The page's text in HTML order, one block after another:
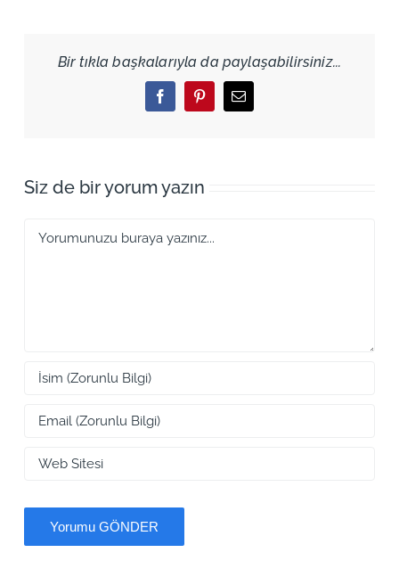
Bir tıkla başkalarıyla da paylaşabilirsiniz...
FacebookPinterestEmail
Siz de bir yorum yazın